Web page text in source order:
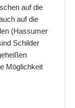
auf die
auf die
(Hassumer
Schilder
Möglichkeit